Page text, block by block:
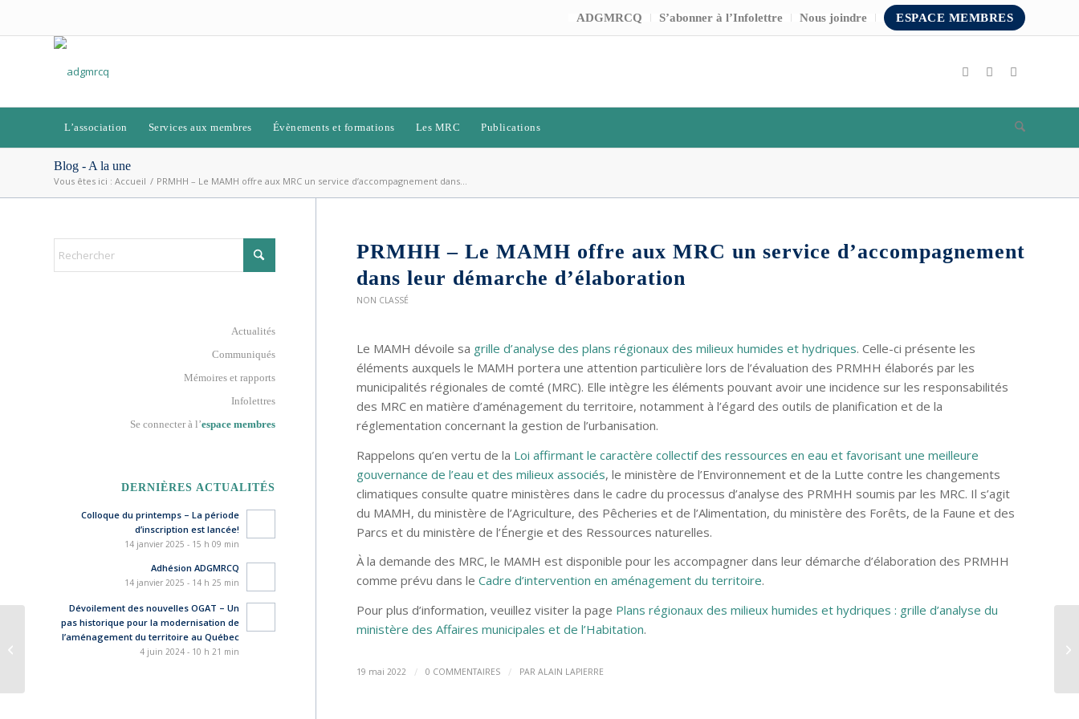
ADGMRCQ S’abonner à l’Infolettre Nous joindre ESPACE MEMBRES
L’association Services aux membres Évènements et formations Les MRC Publications
Blog - A la une
Vous êtes ici : Accueil / PRMHH – Le MAMH offre aux MRC un service d’accompagnement dans...
PRMHH – Le MAMH offre aux MRC un service d’accompagnement
dans leur démarche d’élaboration
NON CLASSÉ
Le MAMH dévoile sa grille d’analyse des plans régionaux des milieux humides et hydriques. Celle-ci présente les
éléments auxquels le MAMH portera une attention particulière lors de l’évaluation des PRMHH élaborés par les
municipalités régionales de comté (MRC). Elle intègre les éléments pouvant avoir une incidence sur les responsabilités
des MRC en matière d’aménagement du territoire, notamment à l’égard des outils de planification et de la
réglementation concernant la gestion de l’urbanisation.
Rappelons qu’en vertu de la Loi affirmant le caractère collectif des ressources en eau et favorisant une meilleure
gouvernance de l’eau et des milieux associés, le ministère de l’Environnement et de la Lutte contre les changements
climatiques consulte quatre ministères dans le cadre du processus d’analyse des PRMHH soumis par les MRC. Il s’agit
du MAMH, du ministère de l’Agriculture, des Pêcheries et de l’Alimentation, du ministère des Forêts, de la Faune et des
Parcs et du ministère de l’Énergie et des Ressources naturelles.
À la demande des MRC, le MAMH est disponible pour les accompagner dans leur démarche d’élaboration des PRMHH
comme prévu dans le Cadre d’intervention en aménagement du territoire.
Pour plus d’information, veuillez visiter la page Plans régionaux des milieux humides et hydriques : grille d’analyse du
ministère des Affaires municipales et de l’Habitation.
19 mai 2022 / 0 COMMENTAIRES / PAR ALAIN LAPIERRE
Actualités
Communiqués
Mémoires et rapports
Infolettres
Se connecter à l’espace membres
DERNIÈRES ACTUALITÉS
Colloque du printemps – La période
d’inscription est lancée!
14 janvier 2025 - 15 h 09 min
Adhésion ADGMRCQ
14 janvier 2025 - 14 h 25 min
Dévoilement des nouvelles OGAT – Un
pas historique pour la modernisation de
l’aménagement du territoire au Québec
4 juin 2024 - 10 h 21 min
Christine Meunier nommée directrice
générale de la MRC Abitibi